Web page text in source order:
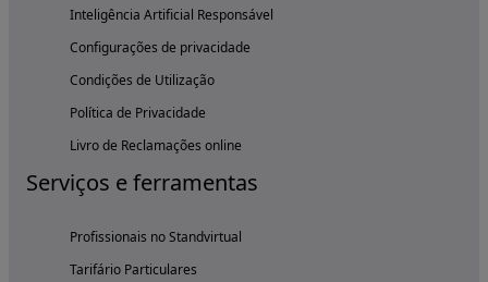
Inteligência Artificial Responsável
Configurações de privacidade
Condições de Utilização
Política de Privacidade
Livro de Reclamações online
Serviços e ferramentas
Profissionais no Standvirtual
Tarifário Particulares